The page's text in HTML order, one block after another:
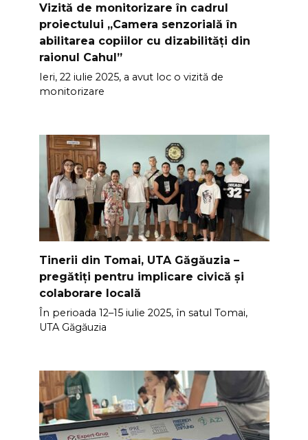
Vizită de monitorizare în cadrul
proiectului „Camera senzorială în
abilitarea copiilor cu dizabilități din
raionul Cahul”
Ieri, 22 iulie 2025, a avut loc o vizită de
monitorizare
Tinerii din Tomai, UTA Găgăuzia –
pregătiți pentru implicare civică și
colaborare locală
În perioada 12–15 iulie 2025, în satul Tomai,
UTA Găgăuzia